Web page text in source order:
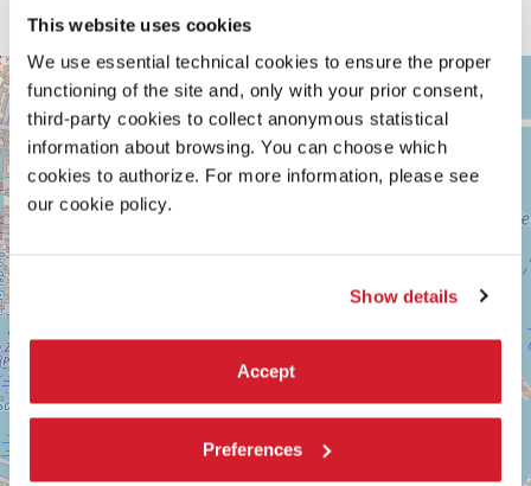
This website uses cookies
We use essential technical cookies to ensure the proper
functioning of the site and, only with your prior consent,
third-party cookies to collect anonymous statistical
information about browsing. You can choose which
cookies to authorize. For more information, please see
our cookie policy.
Show details
Accept
Preferences
ARSENALE